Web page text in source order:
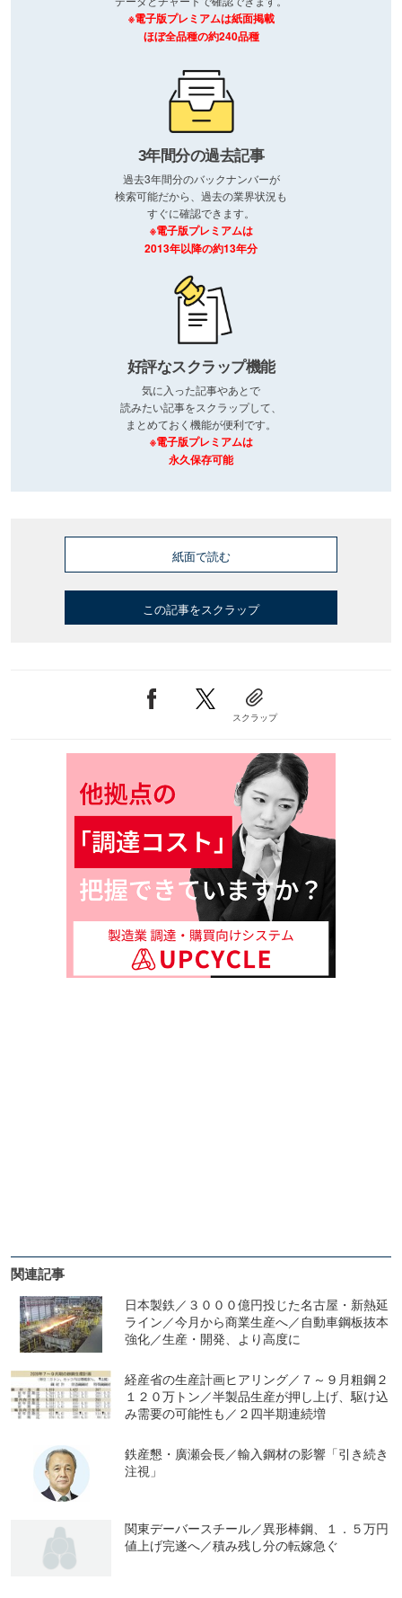
※電子版プレミアムは紙面掲載
ほぼ全品種の約240品種
3年間分の過去記事
過去3年間分のバックナンバーが
検索可能だから、過去の業界状況も
すぐに確認できます。
※電子版プレミアムは
2013年以降の約13年分
好評なスクラップ機能
気に入った記事やあとで
読みたい記事をスクラップして、
まとめておく機能が便利です。
※電子版プレミアムは
永久保存可能
紙面で読む
この記事をスクラップ
スクラップ
関連記事
日本製鉄／３０００億円投じた名古屋・新熱延
ライン／今月から商業生産へ／自動車鋼板抜本
強化／生産・開発、より高度に
経産省の生産計画ヒアリング／７～９月粗鋼２
１２０万トン／半製品生産が押し上げ、駆け込
み需要の可能性も／２四半期連続増
鉄産懇・廣瀬会長／輸入鋼材の影響「引き続き
注視」
関東デーバースチール／異形棒鋼、１．５万円
値上げ完遂へ／積み残し分の転嫁急ぐ